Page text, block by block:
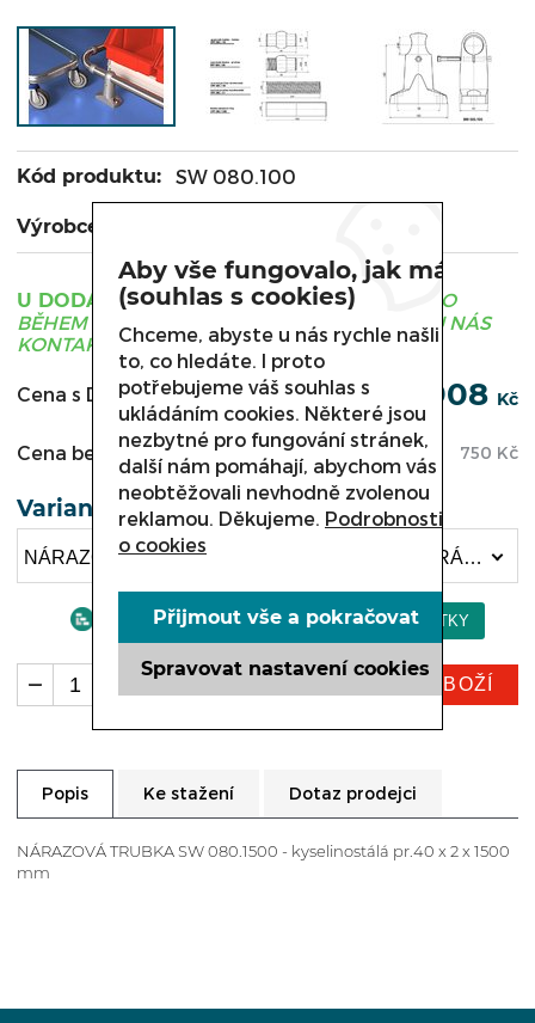
Kód produktu: SW 080.100
Výrobce:
U DODAVATELE ZBOŽÍ JE OBVYKLE DODÁNO
BĚHEM 3 - 21 DNÍ, PRO UPŘESNĚNÍ TERMÍNU NÁS
KONTAKTUJTE.
Cena s DPH: 908 Kč
Cena bez DPH: 750 Kč
Varianta
NÁRAZOVÁ LIŠTA SW 080.100 , SLOUPEK NARÁŽECÍ SW 080.100 (908 Kč)
ks KOUPIT ZBOŽÍ
Popis Ke stažení Dotaz prodejci
NÁRAZOVÁ TRUBKA SW 080.1500 - kyselinostálá pr.40 x 2 x 1500
mm
Aby vše fungovalo, jak má
(souhlas s cookies)
Chceme, abyste u nás rychle našli
to, co hledáte. I proto
potřebujeme váš souhlas s
ukládáním cookies. Některé jsou
nezbytné pro fungování stránek,
další nám pomáhají, abychom vás
neobtěžovali nevhodně zvolenou
reklamou. Děkujeme. Podrobnosti
o cookies
Spravovat nastavení cookies
Přijmout vše a pokračovat